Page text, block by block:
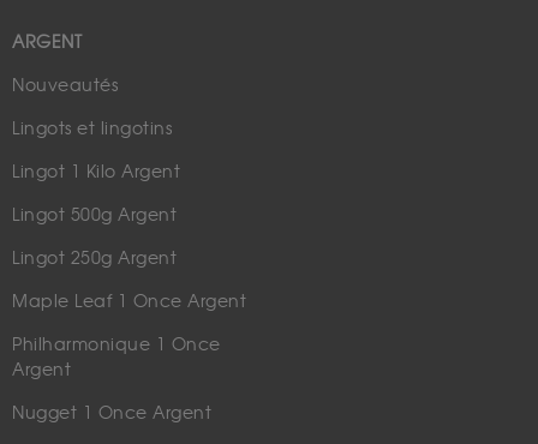
ARGENT
Nouveautés
Lingots et lingotins
Lingot 1 Kilo Argent
Lingot 500g Argent
Lingot 250g Argent
Maple Leaf 1 Once Argent
Philharmonique 1 Once
Argent
Nugget 1 Once Argent